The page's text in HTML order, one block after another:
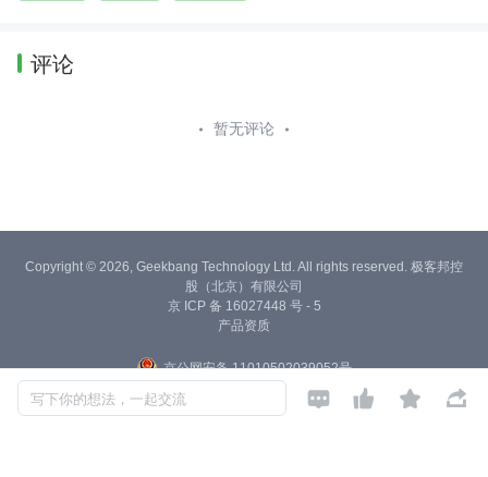
评论
暂无评论
写下你的想法，一起交流    
Copyright © 2026, Geekbang Technology Ltd. All rights reserved. 极客邦控
股（北京）有限公司
京 ICP 备 16027448 号 - 5
产品资质
京公网安备 11010502039052号